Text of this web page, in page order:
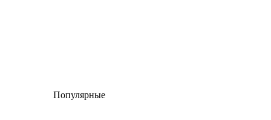
Популярные